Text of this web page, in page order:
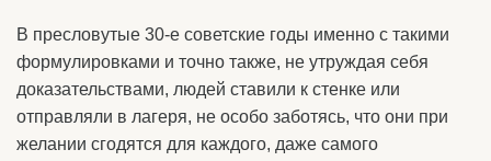
В пресловутые 30-е советские годы именно с такими
формулировками и точно также, не утруждая себя
доказательствами, людей ставили к стенке или
отправляли в лагеря, не особо заботясь, что они при
желании сгодятся для каждого, даже самого